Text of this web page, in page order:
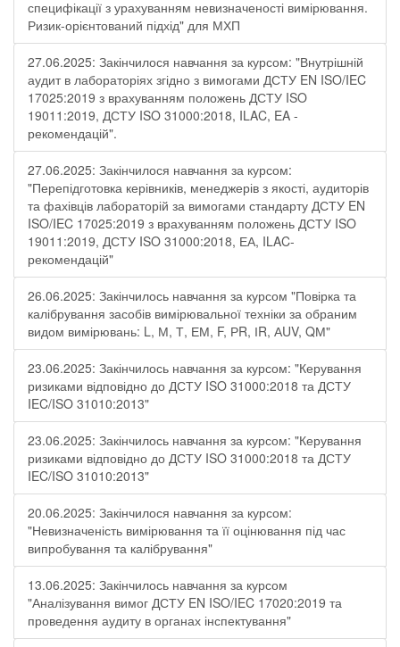
специфікації з урахуванням невизначеності вимірювання.
Ризик-орієнтований підхід" для МХП
27.06.2025: Закінчилося навчання за курсом: "Внутрішній
аудит в лабораторіях згідно з вимогами ДСТУ EN ISO/IEC
17025:2019 з врахуванням положень ДСТУ ISO
19011:2019, ДСТУ ISO 31000:2018, ILAC, EA -
рекомендацій".
27.06.2025: Закінчилося навчання за курсом:
"Перепідготовка керівників, менеджерів з якості, аудиторів
та фахівців лабораторій за вимогами стандарту ДСТУ EN
ISO/IEC 17025:2019 з врахуванням положень ДСТУ ISO
19011:2019, ДСТУ ISO 31000:2018, ЕА, ILAC-
рекомендацій"
26.06.2025: Закінчилось навчання за курсом "Повірка та
калібрування засобів вимірювальної техніки за обраним
видом вимірювань: L, М, Т, ЕМ, F, РR, ІR, АUV, QМ"
23.06.2025: Закінчилось навчання за курсом: "Керування
ризиками відповідно до ДСТУ ISO 31000:2018 та ДСТУ
IEC/ISO 31010:2013"
23.06.2025: Закінчилось навчання за курсом: "Керування
ризиками відповідно до ДСТУ ISO 31000:2018 та ДСТУ
IEC/ISO 31010:2013"
20.06.2025: Закінчилося навчання за курсом:
"Невизначеність вимірювання та її оцінювання під час
випробування та калібрування"
13.06.2025: Закінчилось навчання за курсом
"Аналізування вимог ДСТУ EN ISO/IEC 17020:2019 та
проведення аудиту в органах інспектування"